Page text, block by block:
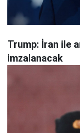
Trump: İran ile
imzalanacak